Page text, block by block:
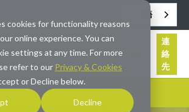
cookies for functionality reasons
online experience. You can
settings at any time. For more
refer to our Privacy & Cookies
or Decline below.
Decline
日本語
連
絡
先